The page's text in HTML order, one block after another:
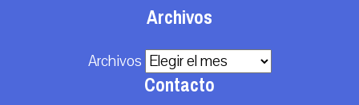
Archivos
Archivos
Contacto